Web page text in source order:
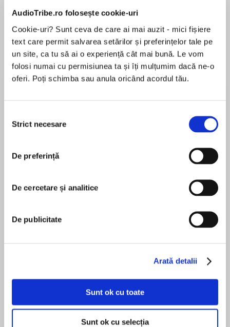
AudioTribe.ro folosește cookie-uri
Cookie-uri? Sunt ceva de care ai mai auzit - mici fișiere
text care permit salvarea setărilor și preferințelor tale pe
un site, ca tu să ai o experiență cât mai bună. Le vom
folosi numai cu permisiunea ta și îți mulțumim dacă ne-o
oferi. Poți schimba sau anula oricând acordul tău.
consimțământului
Strict necesare
De preferință
De cercetare și analitice
De publicitate
Arată detalii
Sunt ok cu toate
Sunt ok cu selecția
Desprecarte
A tense cat-and-mouse game and a brilliantly
realised story of hope in a seemingly hopeless
drug den was a baby girl. Now she needs to get
Shelton Potter has woken up and is on the hunt
‘Read-in-a-day, stay-up-all-night compelling’
‘Hilarious, heartbreaking and true’ NPR
MAI MULT
pentru această carte
Travis Mulhauser is from Petoskey, Michigan. He
wife and two children and earned his MFA from
the University of North Carolina-Greensboro.
Macleod Andrews